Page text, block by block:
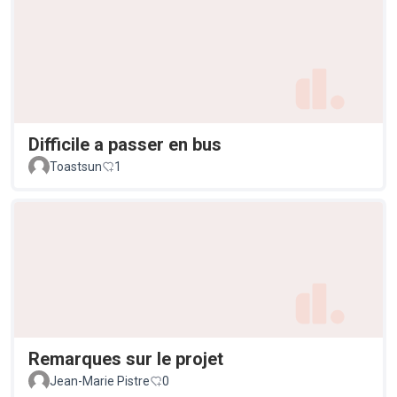
Difficile a passer en bus
Toastsun 1
Remarques sur le projet
Jean-Marie Pistre 0